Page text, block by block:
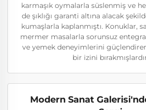
karmaşık oymalarla süslenmiş ve
de şıklığı garanti altına alacak
kumaşlarla kaplanmıştı. Konuklar,
mermer masalarla sorunsuz
ve yemek deneyimlerini
bir izini
Modern Sanat